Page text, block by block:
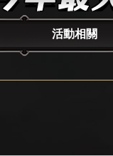
活動相關